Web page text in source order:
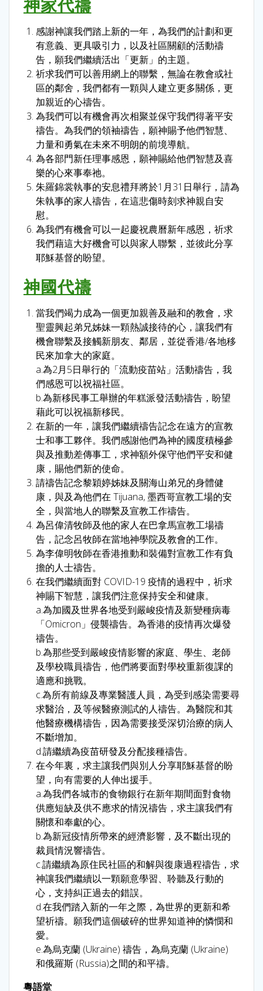
感謝神讓我們踏上新的一年，為我們的計劃和更
有意義、更具吸引力，以及社區關顧的活動禱
告，願我們繼續活出「更新」的主題。
祈求我們可以善用網上的聯繫，無論在教會或社
區的鄰舍，我們都有一顆與人建立更多關係，更
加親近的心禱告。
為我們可以有機會再次相聚並保守我們得著平安
禱告。為我們的領袖禱告，願神賜予他們智慧、
力量和勇氣在未來不明朗的前境導航。
為各部門新任理事感恩，願神賜給他們智慧及喜
樂的心來事奉祂。
朱羅錦裳執事的安息禮拜將於1月31日舉行，請為
朱執事的家人禱告，在這悲傷時刻求神親自安
慰。
為我們有機會可以一起慶祝農曆新年感恩，祈求
我們藉這大好機會可以與家人聯繫，並彼此分享
耶穌基督的盼望。
神國代禱
當我們竭力成為一個更加親善及融和的教會，求
聖靈興起弟兄姊妹一顆熱誠接待的心，讓我們有
機會聯繫及接觸新朋友、鄰居，並從香港/各地移
民來加拿大的家庭。
a.為2月5日舉行的「流動疫苗站」活動禱告，我
們感恩可以祝福社區。
b.為新移民事工舉辦的年糕派發活動禱告，盼望
藉此可以祝福新移民。
在新的一年，讓我們繼續禱告記念在遠方的宣教
士和事工夥伴。我們感謝他們為神的國度積極參
與及推動差傳事工，求神額外保守他們平安和健
康，賜他們新的使命。
請禱告記念黎穎婷姊妹及關海山弟兄的身體健
康，與及為他們在 Tijuana, 墨西哥宣教工場的安
全，與當地人的聯繫及宣教工作禱告。
為呂偉清牧師及他的家人在巴拿馬宣教工場禱
告，記念呂牧師在當地神學院及教會的工作。
為李偉明牧師在香港推動和裝備對宣教工作有負
擔的人士禱告。
在我們繼續面對 COVID-19 疫情的過程中，祈求
神賜下智慧，讓我們注意保持安全和健康。
a.為加國及世界各地受到嚴峻疫情及新變種病毒
「Omicron」侵襲禱告。為香港的疫情再次爆發
禱告。
b.為那些受到嚴峻疫情影響的家庭、學生、老師
及學校職員禱告，他們將要面對學校重新復課的
適應和挑戰。
c.為所有前線及專業醫護人員，為受到感染需要尋
求醫治，及等候醫療測試的人禱告。為醫院和其
他醫療機構禱告，因為需要接受深切治療的病人
不斷增加。
d.請繼續為疫苗研發及分配接種禱告。
在今年裏，求主讓我們與別人分享耶穌基督的盼
望，向有需要的人伸出援手。
a.為我們各城市的食物銀行在新年期間面對食物
供應短缺及供不應求的情況禱告，求主讓我們有
關懷和奉獻的心。
b.為新冠疫情所帶來的經濟影響，及不斷出現的
裁員情況響禱告。
c.請繼續為原住民社區的和解與復康過程禱告，求
神讓我們繼續以一顆願意學習、聆聽及行動的
心，支持糾正過去的錯誤。
d.在我們踏入新的一年之際，為世界的更新和希
望祈禱。願我們這個破碎的世界知道神的憐憫和
愛。
e.為烏克蘭 (Ukraine) 禱告，為烏克蘭 (Ukraine)
和俄羅斯 (Russia)之間的和平禱。
粵語堂